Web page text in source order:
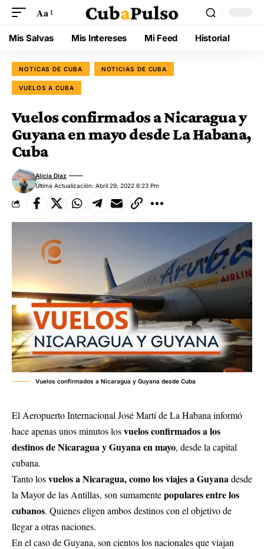
Aa
Mis Salvas Mis Intereses Mi Feed Historial
NOTICAS DE CUBA NOTICIAS DE CUBA
VUELOS A CUBA
Vuelos confirmados a Nicaragua y
Guyana en mayo desde La Habana,
Cuba
Última Actualización: Abril 29, 2022 6:23 Pm
Alicia Díaz
Vuelos confirmados a Nicaragua y Guyana desde Cuba
El Aeropuerto Internacional José Martí de La Habana informó
hace apenas unos minutos losvuelos confirmados a los
destinos de Nicaragua y Guyana en mayo, desde la capital
cubana.
Tanto losvuelos a Nicaragua, como los viajes a Guyanadesde
la Mayor de las Antillas, son sumamentepopulares entre los
cubanos. Quienes eligen ambos destinos con el objetivo de
llegar a otras naciones.
En el caso de Guyana, son cientos los nacionales que viajan